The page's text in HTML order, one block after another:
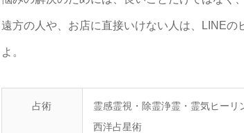
遠方の人や、お店に直接いけない人は、LINE
よ。
占術
霊感霊視・除霊浄霊・霊気ヒーリ
西洋占星術